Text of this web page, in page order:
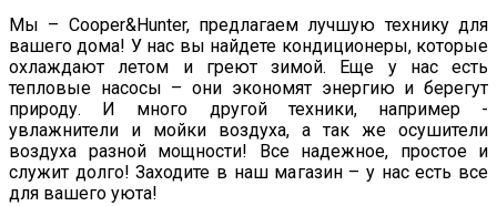
Мы – Cooper&Hunter, предлагаем лучшую технику для
вашего дома! У нас вы найдете кондиционеры, которые
охлаждают летом и греют зимой. Еще у нас есть
тепловые насосы – они экономят энергию и берегут
природу. И много другой техники, например -
увлажнители и мойки воздуха, а так же осушители
воздуха разной мощности! Все надежное, простое и
служит долго! Заходите в наш магазин – у нас есть все
для вашего уюта!